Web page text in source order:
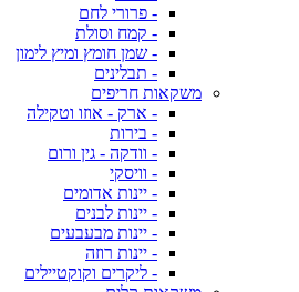
- פרורי לחם
- קמח וסולת
- שמן חומץ ומיץ לימון
- תבלינים
משקאות חריפים
- ארק - אוזו וטקילה
- בירות
- וודקה - גין ורום
- וויסקי
- יינות אדומים
- יינות לבנים
- יינות מבעבעים
- יינות רוזה
- ליקרים וקוקטיילים